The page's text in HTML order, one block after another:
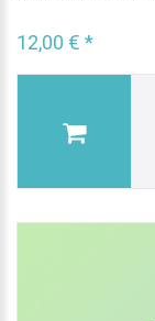
12,00 € *